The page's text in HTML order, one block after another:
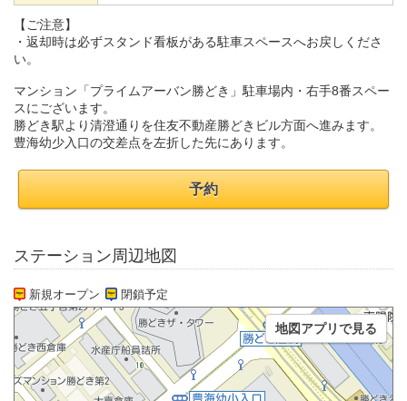
【ご注意】
・返却時は必ずスタンド看板がある駐車スペースへお戻しくださ
い。
マンション「プライムアーバン勝どき」駐車場内・右手8番スペー
スにございます。
勝どき駅より清澄通りを住友不動産勝どきビル方面へ進みます。
豊海幼少入口の交差点を左折した先にあります。
予約
ステーション周辺地図
新規オープン 閉鎖予定
地図アプリで見る